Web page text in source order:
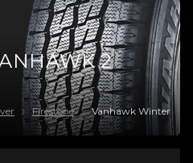
2
Firestone Vanhawk Winter